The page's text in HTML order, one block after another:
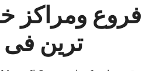
فروع ومراكز
ترين